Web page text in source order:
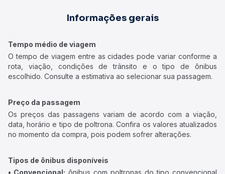
Informações gerais
Tempo médio de viagem
O tempo de viagem entre as cidades pode variar conforme a
rota, viação, condições de trânsito e o tipo de ônibus
escolhido. Consulte a estimativa ao selecionar sua passagem.
Preço da passagem
Os preços das passagens variam de acordo com a viação,
data, horário e tipo de poltrona. Confira os valores atualizados
no momento da compra, pois podem sofrer alterações.
Tipos de ônibus disponíveis
• Convencional: ônibus com poltronas do tipo convencional